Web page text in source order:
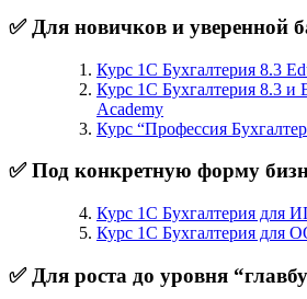
✅ Для новичков и уверенной
Курс 1С Бухгалтерия 8.3
Курс 1С Бухгалтерия 8.3 и
Academy
Курс “Профессия
✅ Под конкретную форму
Курс 1С Бухгалтерия для
Курс 1С Бухгалтерия для
✅ Для роста до уровня